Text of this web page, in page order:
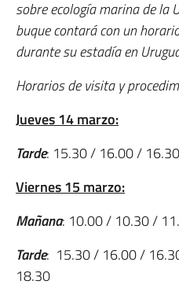
sobre ecología marina de la
buque contará con un
durante su estadía en
Horarios de visita y
Jueves 14 marzo:
Tarde: 15.30 / 16.00 / 16.30
Viernes 15 marzo:
Mañana: 10.00 / 10.30 /
Tarde: 15.30 / 16.00 /
18.30